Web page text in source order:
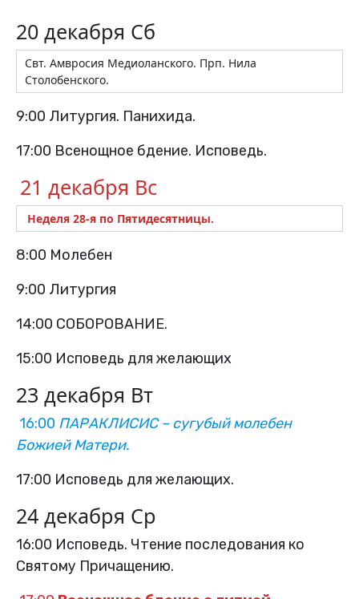
20 декабря Сб
Свт. Амвросия Медиоланского. Прп. Нила
Столобенского.
9:00 Литургия. Панихида.
17:00 Всенощное бдение. Исповедь.
21 декабря Вс
Неделя 28-я по Пятидесятницы.
8:00 Молебен
9:00 Литургия
14:00 СОБОРОВАНИЕ.
15:00 Исповедь для желающих
23 декабря Вт
16:00 ПАРАКЛИСИС – сугубый молебен
Божией Матери.
17:00 Исповедь для желающих.
24 декабря Ср
16:00 Исповедь. Чтение последования ко
Святому Причащению.